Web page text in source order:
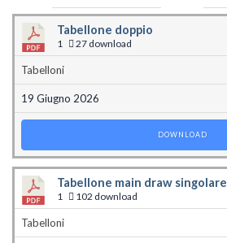
Tabellone doppio
1 27 download
Tabelloni
19 Giugno 2026
DOWNLOAD
Tabellone main draw singolare
1 102 download
Tabelloni